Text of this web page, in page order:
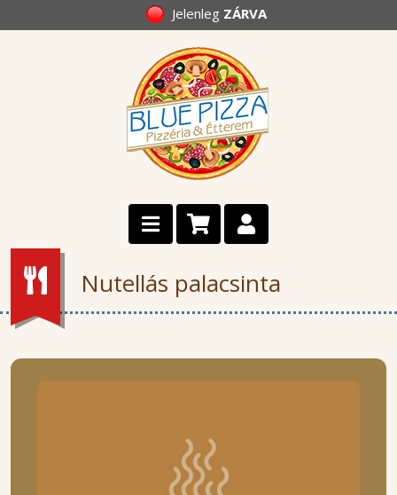
Jelenleg ZÁRVA
Nutellás palacsinta